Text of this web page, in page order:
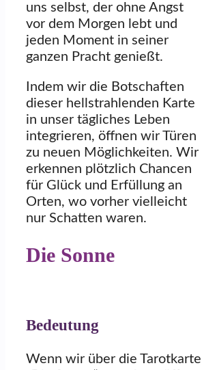
uns selbst, der ohne Angst
vor dem Morgen lebt und
jeden Moment in seiner
ganzen Pracht genießt.
Indem wir die Botschaften
dieser hellstrahlenden Karte
in unser tägliches Leben
integrieren, öffnen wir Türen
zu neuen Möglichkeiten. Wir
erkennen plötzlich Chancen
für Glück und Erfüllung an
Orten, wo vorher vielleicht
nur Schatten waren.
Die Sonne
Bedeutung
Wenn wir über die Tarotkarte